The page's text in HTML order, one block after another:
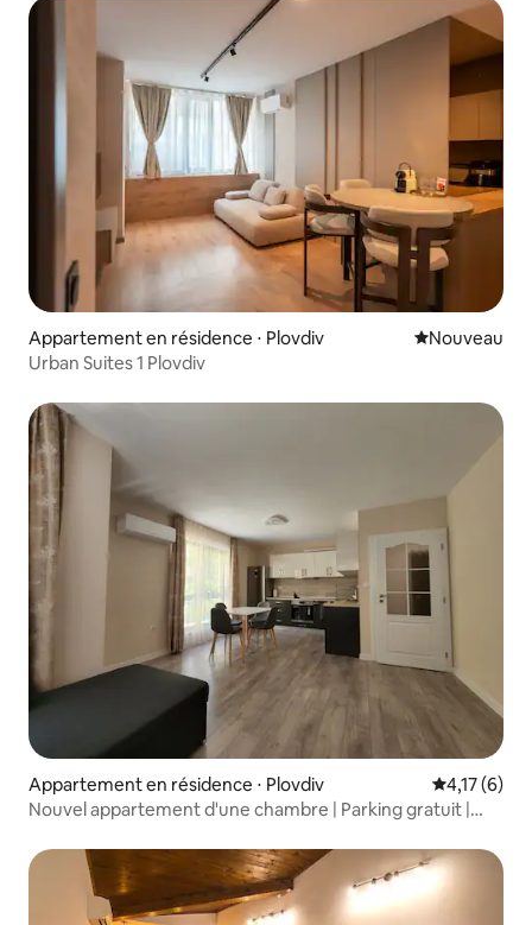
Appartement en résidence ⋅ Plovdiv Nouvel
Nouveau
Urban Suites 1 Plovdiv
Appartement en résidence ⋅ Plovdiv Évaluation
4,17 (6)
Nouvel appartement d'une chambre | Parking gratuit |